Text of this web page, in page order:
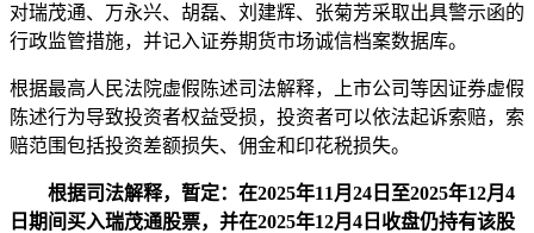
对瑞茂通、万永兴、胡磊、刘建辉、张菊芳采取出具警示函的
行政监管措施，并记入证券期货市场诚信档案数据库。
根据最高人民法院虚假陈述司法解释，上市公司等因证券虚假
陈述行为导致投资者权益受损，投资者可以依法起诉索赔，索
赔范围包括投资差额损失、佣金和印花税损失。
根据司法解释，暂定：在2025年11月24日至2025年12月4
日期间买入瑞茂通股票，并在2025年12月4日收盘仍持有该股